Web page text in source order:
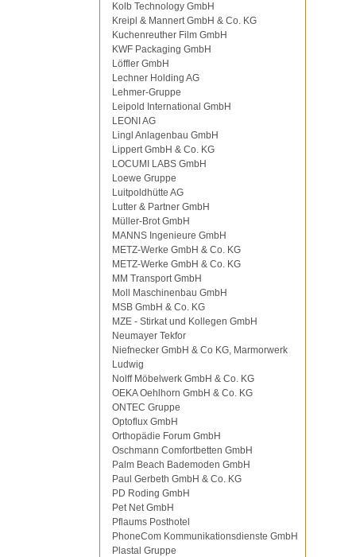
Kolb Technology GmbH
Kreipl & Mannert GmbH & Co. KG
Kuchenreuther Film GmbH
KWF Packaging GmbH
Löffler GmbH
Lechner Holding AG
Lehmer-Gruppe
Leipold International GmbH
LEONI AG
Lingl Anlagenbau GmbH
Lippert GmbH & Co. KG
LOCUMI LABS GmbH
Loewe Gruppe
Luitpoldhütte AG
Lutter & Partner GmbH
Müller-Brot GmbH
MANNS Ingenieure GmbH
METZ-Werke GmbH & Co. KG
METZ-Werke GmbH & Co. KG
MM Transport GmbH
Moll Maschinenbau GmbH
MSB GmbH & Co. KG
MZE - Stirkat und Kollegen GmbH
Neumayer Tekfor
Niefnecker GmbH & Co KG, Marmorwerk
Ludwig
Nolff Möbelwerk GmbH & Co. KG
OEKA Oehlhorn GmbH & Co. KG
ONTEC Gruppe
Optoflux GmbH
Orthopädie Forum GmbH
Oschmann Comfortbetten GmbH
Palm Beach Bademoden GmbH
Paul Gerbeth GmbH & Co. KG
PD Roding GmbH
Pet Net GmbH
Pflaums Posthotel
PhoneCom Kommunikationsdienste GmbH
Plastal Gruppe